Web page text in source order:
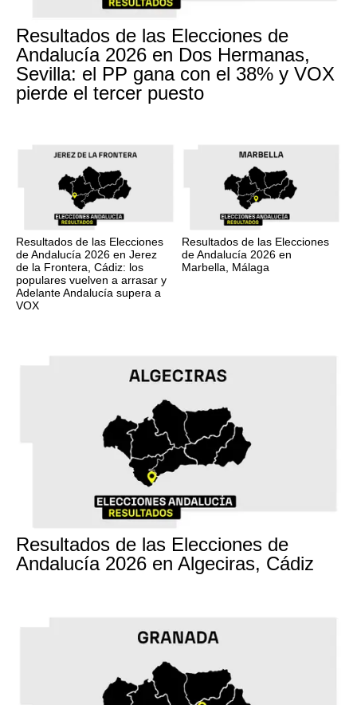
Resultados de las Elecciones de
Andalucía 2026 en Dos Hermanas,
Sevilla: el PP gana con el 38% y VOX
pierde el tercer puesto
Resultados de las Elecciones
de Andalucía 2026 en Jerez
de la Frontera, Cádiz: los
populares vuelven a arrasar y
Adelante Andalucía supera a
VOX
Resultados de las Elecciones
de Andalucía 2026 en
Marbella, Málaga
Resultados de las Elecciones de
Andalucía 2026 en Algeciras, Cádiz